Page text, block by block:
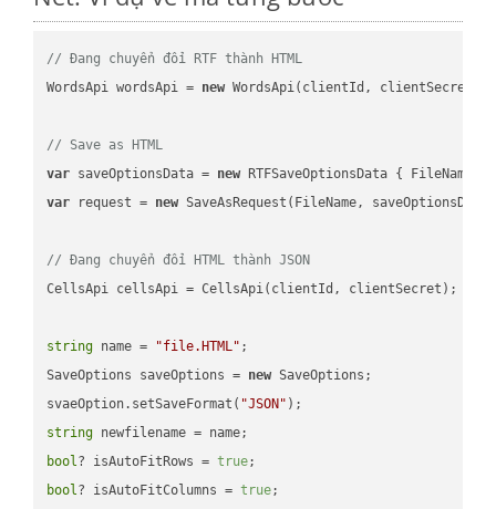
// Đang chuyển đổi RTF thành HTML
WordsApi wordsApi = new WordsApi(clientId, clientSecret);
// Save as HTML
var saveOptionsData = new RTFSaveOptionsData { FileName =
var request = new SaveAsRequest(FileName,
// Đang chuyển đổi HTML thành JSON
CellsApi cellsApi = CellsApi(clientId, clientSecret);
string name = "file.HTML" ;
SaveOptions saveOptions = new SaveOptions;
svaeOption.setSaveFormat( "JSON"
string
bool? isAutoFitRows = true
bool? isAutoFitColumns = true